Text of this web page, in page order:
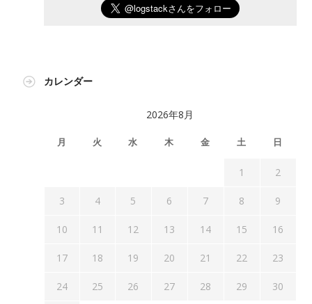
カレンダー
2026年8月
月 火 水 木 金 土 日
1 2
3 4 5 6 7 8 9
10 11 12 13 14 15 16
17 18 19 20 21 22 23
24 25 26 27 28 29 30